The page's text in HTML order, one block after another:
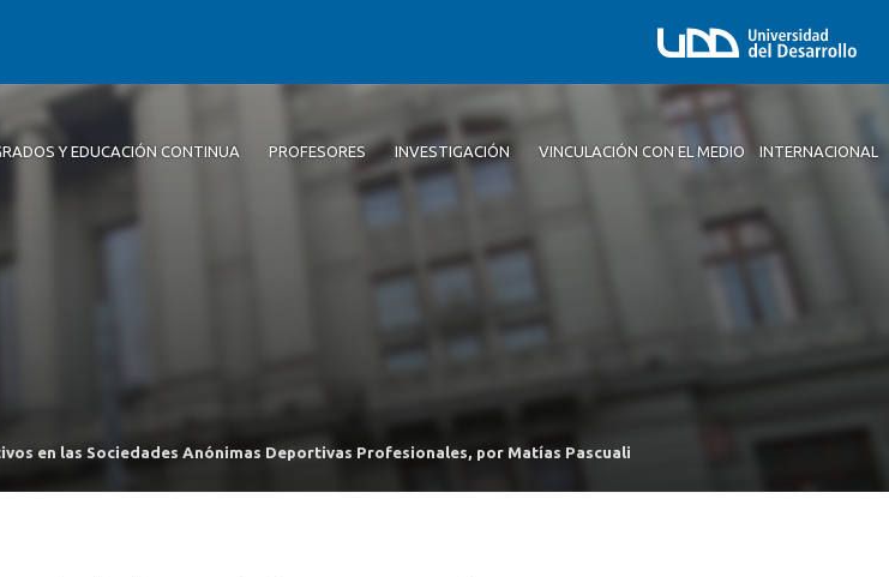
Y EDUCACIÓN CONTINUA PROFESORES INVESTIGACIÓN VINCULACIÓN CON EL MEDIO INTERNACIONAL
en las Sociedades Anónimas Deportivas Profesionales, por Matías Pascuali